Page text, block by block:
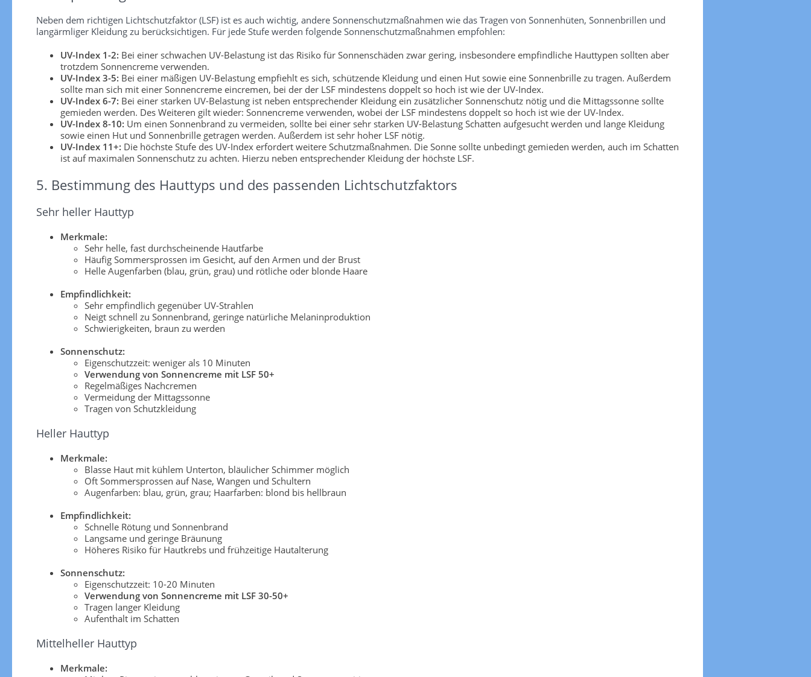
Neben dem richtigen Lichtschutzfaktor (LSF) ist es auch wichtig, andere Sonnenschutzmaßnahmen wie das Tragen von Sonnenhüten, Sonnenbrillen und
langärmliger Kleidung zu berücksichtigen. Für jede Stufe werden folgende Sonnenschutzmaßnahmen empfohlen:
UV-Index 1-2: Bei einer schwachen UV-Belastung ist das Risiko für Sonnenschäden zwar gering, insbesondere empfindliche Hauttypen sollten aber
trotzdem Sonnencreme verwenden.
UV-Index 3-5: Bei einer mäßigen UV-Belastung empfiehlt es sich, schützende Kleidung und einen Hut sowie eine Sonnenbrille zu tragen. Außerdem
sollte man sich mit einer Sonnencreme eincremen, bei der der LSF mindestens doppelt so hoch ist wie der UV-Index.
UV-Index 6-7: Bei einer starken UV-Belastung ist neben entsprechender Kleidung ein zusätzlicher Sonnenschutz nötig und die Mittagssonne sollte
gemieden werden. Des Weiteren gilt wieder: Sonnencreme verwenden, wobei der LSF mindestens doppelt so hoch ist wie der UV-Index.
UV-Index 8-10: Um einen Sonnenbrand zu vermeiden, sollte bei einer sehr starken UV-Belastung Schatten aufgesucht werden und lange Kleidung
sowie einen Hut und Sonnenbrille getragen werden. Außerdem ist sehr hoher LSF nötig.
UV-Index 11+: Die höchste Stufe des UV-Index erfordert weitere Schutzmaßnahmen. Die Sonne sollte unbedingt gemieden werden, auch im Schatten
ist auf maximalen Sonnenschutz zu achten. Hierzu neben entsprechender Kleidung der höchste LSF.
5. Bestimmung des Hauttyps und des passenden Lichtschutzfaktors
Sehr heller Hauttyp
Merkmale:
Sehr helle, fast durchscheinende Hautfarbe
Häufig Sommersprossen im Gesicht, auf den Armen und der Brust
Helle Augenfarben (blau, grün, grau) und rötliche oder blonde Haare
Empfindlichkeit:
Sehr empfindlich gegenüber UV-Strahlen
Neigt schnell zu Sonnenbrand, geringe natürliche Melaninproduktion
Schwierigkeiten, braun zu werden
Sonnenschutz:
Eigenschutzzeit: weniger als 10 Minuten
Verwendung von Sonnencreme mit LSF 50+
Regelmäßiges Nachcremen
Vermeidung der Mittagssonne
Tragen von Schutzkleidung
Heller Hauttyp
Merkmale:
Blasse Haut mit kühlem Unterton, bläulicher Schimmer möglich
Oft Sommersprossen auf Nase, Wangen und Schultern
Augenfarben: blau, grün, grau; Haarfarben: blond bis hellbraun
Empfindlichkeit:
Schnelle Rötung und Sonnenbrand
Langsame und geringe Bräunung
Höheres Risiko für Hautkrebs und frühzeitige Hautalterung
Sonnenschutz:
Eigenschutzzeit: 10-20 Minuten
Verwendung von Sonnencreme mit LSF 30-50+
Tragen langer Kleidung
Aufenthalt im Schatten
Mittelheller Hauttyp
Merkmale: